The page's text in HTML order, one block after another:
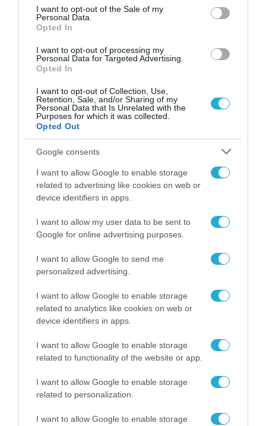
consent section.
I want to opt-out of the Sale of my
Personal Data.
Opted In
I want to opt-out of processing my
Personal Data for Targeted Advertising.
Opted In
I want to opt-out of Collection, Use,
Retention, Sale, and/or Sharing of my
Personal Data that Is Unrelated with the
Purposes for which it was collected.
Opted Out
Google consents
I want to allow Google to enable storage
related to advertising like cookies on web or
device identifiers in apps.
I want to allow my user data to be sent to
Google for online advertising purposes.
I want to allow Google to send me
personalized advertising.
I want to allow Google to enable storage
related to analytics like cookies on web or
device identifiers in apps.
I want to allow Google to enable storage
related to functionality of the website or app.
I want to allow Google to enable storage
related to personalization.
I want to allow Google to enable storage
MEDIA
Η 3η σεζόν του «Lioness» με την Ζόε
Σαλντάνα και το «Scream 7» με την
Κόρτνεϊ Κοξ έρχονται τον Αύγουστο στην
COSMOTE TV
30.07.2026